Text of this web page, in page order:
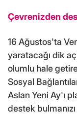
Çevrenizden
16 Ağustos'ta
yaratacağı dik
olumlu hale
Sosyal
Aslan Yeni Ay'ı
destek